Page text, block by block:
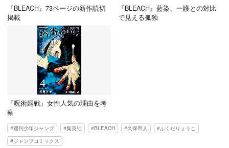
『BLEACH』73ページの新作読切
掲載
『BLEACH』藍染、一護との対比
で見える孤独
『呪術廻戦』女性人気の理由を考
察
週刊少年ジャンプ 集英社 BLEACH 久保帯人
ふくだりょうこ
ジャンプコミックス